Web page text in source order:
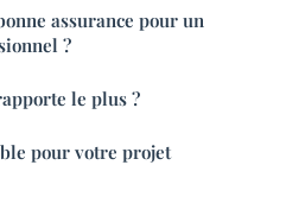
assurance pour un
?
le plus ?
pour votre projet